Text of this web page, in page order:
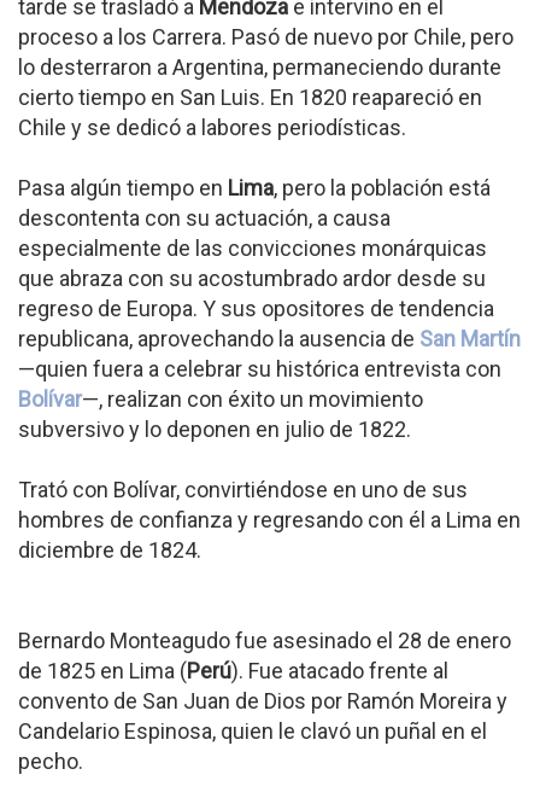
tarde se trasladó a Mendoza e intervino en el
proceso a los Carrera. Pasó de nuevo por Chile, pero
lo desterraron a Argentina, permaneciendo durante
cierto tiempo en San Luis. En 1820 reapareció en
Chile y se dedicó a labores periodísticas.
Pasa algún tiempo en Lima, pero la población está
descontenta con su actuación, a causa
especialmente de las convicciones monárquicas
que abraza con su acostumbrado ardor desde su
regreso de Europa. Y sus opositores de tendencia
republicana, aprovechando la ausencia de San Martín
—quien fuera a celebrar su histórica entrevista con
Bolívar—, realizan con éxito un movimiento
subversivo y lo deponen en julio de 1822.
Trató con Bolívar, convirtiéndose en uno de sus
hombres de confianza y regresando con él a Lima en
diciembre de 1824.
Bernardo Monteagudo fue asesinado el 28 de enero
de 1825 en Lima (Perú). Fue atacado frente al
convento de San Juan de Dios por Ramón Moreira y
Candelario Espinosa, quien le clavó un puñal en el
pecho.